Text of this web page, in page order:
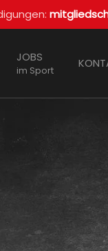
JOBS
im Sport